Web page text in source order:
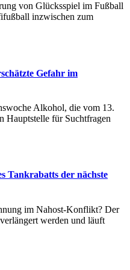
von Glücksspiel im Fußball
inzwischen zum
Gefahr im
Alkohol, die vom 13.
Hauptstelle für Suchtfragen
Tankrabatts der nächste
im Nahost-Konflikt? Der
werden und läuft